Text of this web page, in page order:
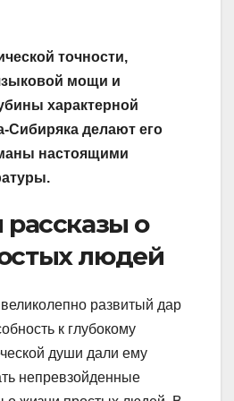
точности,
мощи и
характерной
Сибиряка делают его
настоящими
рассказы о
людей
развитый дар
к глубокому
души дали ему
непревзойденные